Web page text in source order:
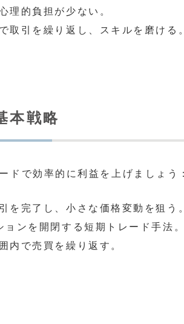
理的負担が少ない。
取引を繰り返し、スキルを磨ける。
本戦略
ドで効率的に利益を上げましょう
を完了し、小さな価格変動を狙う。
ンを開閉する短期トレード手法。
内で売買を繰り返す。